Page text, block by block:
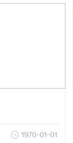
1970-01-01